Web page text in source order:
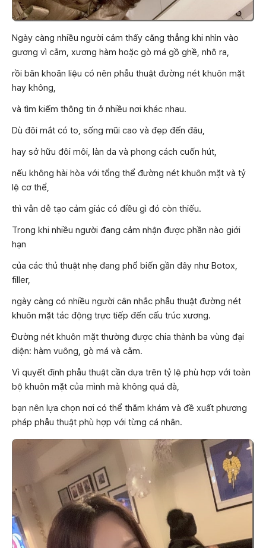
Ngày càng nhiều người cảm thấy căng thẳng khi nhìn vào
gương vì cằm, xương hàm hoặc gò má gồ ghề, nhô ra,
rồi băn khoăn liệu có nên phẫu thuật đường nét khuôn mặt
hay không,
và tìm kiếm thông tin ở nhiều nơi khác nhau.
Dù đôi mắt có to, sống mũi cao và đẹp đến đâu,
hay sở hữu đôi môi, làn da và phong cách cuốn hút,
nếu không hài hòa với tổng thể đường nét khuôn mặt và tỷ
lệ cơ thể,
thì vẫn dễ tạo cảm giác có điều gì đó còn thiếu.
Trong khi nhiều người đang cảm nhận được phần nào giới
hạn
của các thủ thuật nhẹ đang phổ biến gần đây như Botox,
filler,
ngày càng có nhiều người cân nhắc phẫu thuật đường nét
khuôn mặt tác động trực tiếp đến cấu trúc xương.
Đường nét khuôn mặt thường được chia thành ba vùng đại
diện: hàm vuông, gò má và cằm.
Vì quyết định phẫu thuật cần dựa trên tỷ lệ phù hợp với toàn
bộ khuôn mặt của mình mà không quá đà,
bạn nên lựa chọn nơi có thể thăm khám và đề xuất phương
pháp phẫu thuật phù hợp với từng cá nhân.